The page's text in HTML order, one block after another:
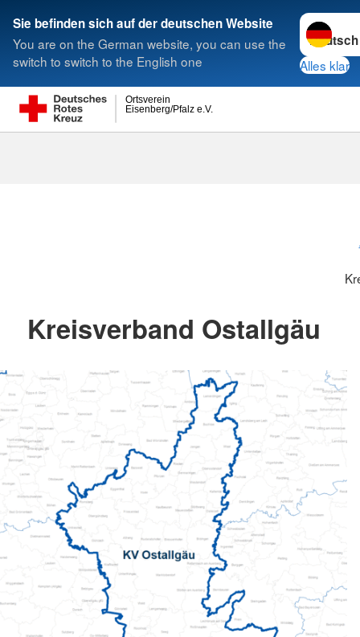
Sie befinden sich auf der deutschen Website
You are on the German website, you can use the
switch to switch to the English one
Sprache
Alles klar
Eisenberg/Pfalz e.V.
Ortsverein
Suche
Kreisverband Ostallgäu